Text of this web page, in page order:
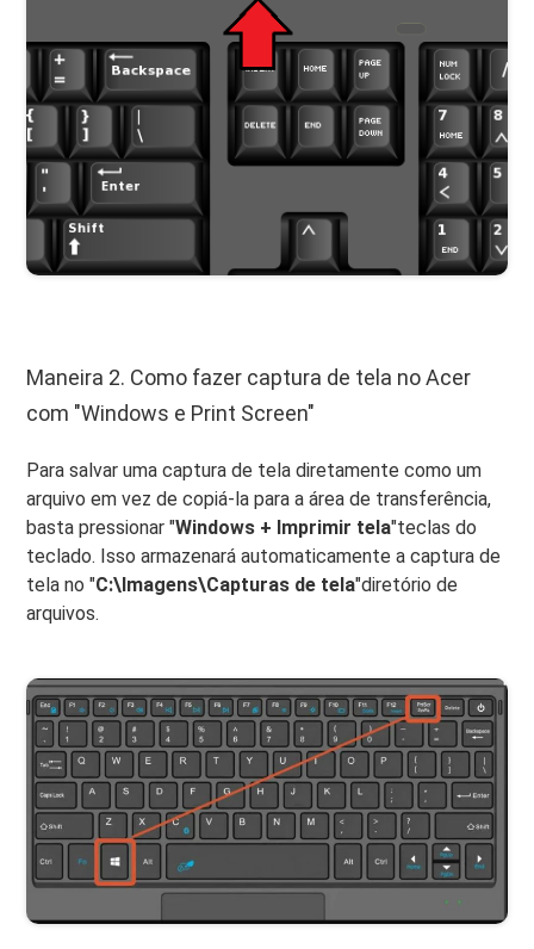
Maneira 2. Como fazer captura de tela no Acer
com "Windows e Print Screen"
Para salvar uma captura de tela diretamente como um
arquivo em vez de copiá-la para a área de transferência,
basta pressionar "Windows + Imprimir tela"teclas do
teclado. Isso armazenará automaticamente a captura de
tela no "C:\Imagens\Capturas de tela"diretório de
arquivos.